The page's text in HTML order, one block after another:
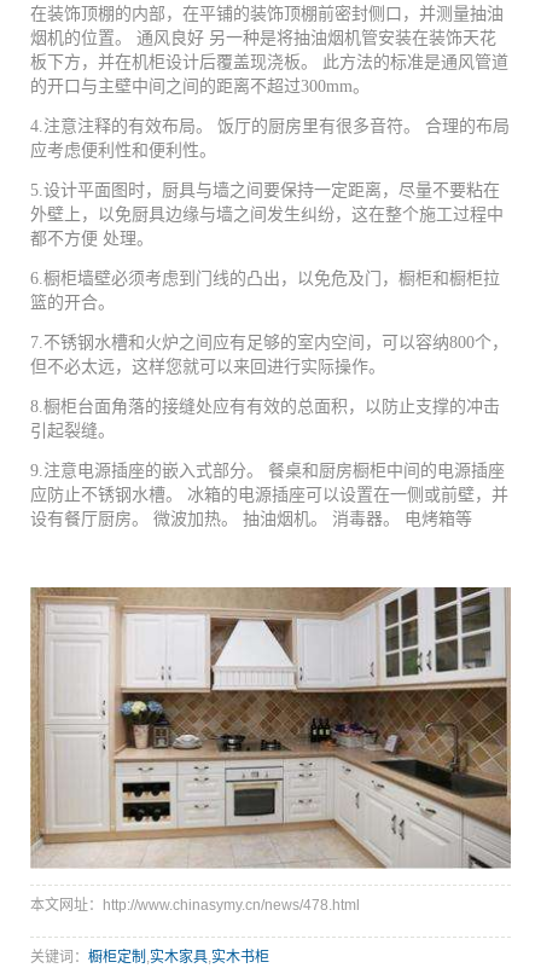
在装饰顶棚的内部，在平铺的装饰顶棚前密封侧口，并测量抽油
烟机的位置。 通风良好 另一种是将抽油烟机管安装在装饰天花
板下方，并在机柜设计后覆盖现浇板。 此方法的标准是通风管道
的开口与主壁中间之间的距离不超过300mm。
4.注意注释的有效布局。 饭厅的厨房里有很多音符。 合理的布局
应考虑便利性和便利性。
5.设计平面图时，厨具与墙之间要保持一定距离，尽量不要粘在
外壁上，以免厨具边缘与墙之间发生纠纷，这在整个施工过程中
都不方便 处理。
6.橱柜墙壁必须考虑到门线的凸出，以免危及门，橱柜和橱柜拉
篮的开合。
7.不锈钢水槽和火炉之间应有足够的室内空间，可以容纳800个，
但不必太远，这样您就可以来回进行实际操作。
8.橱柜台面角落的接缝处应有有效的总面积，以防止支撑的冲击
引起裂缝。
9.注意电源插座的嵌入式部分。 餐桌和厨房橱柜中间的电源插座
应防止不锈钢水槽。 冰箱的电源插座可以设置在一侧或前壁，并
设有餐厅厨房。 微波加热。 抽油烟机。 消毒器。 电烤箱等
本文网址：http://www.chinasymy.cn/news/478.html
关键词： 橱柜定制 ,实木家具,实木书柜